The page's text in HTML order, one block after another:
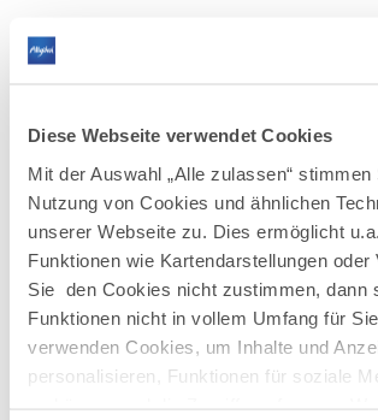
Diese Webseite verwendet Cookies
Mit der Auswahl „Alle zulassen“ stimmen
Nutzung von Cookies und ähnlichen
unserer Webseite zu. Dies ermöglicht
Funktionen wie Kartendarstellungen oder
Sie den Cookies nicht zustimmen, dann
Funktionen nicht in vollem Umfang für
verwenden Cookies, um Inhalte und
personalisieren, Funktionen für soziale
AUF DER KARTE ANZEIGEN